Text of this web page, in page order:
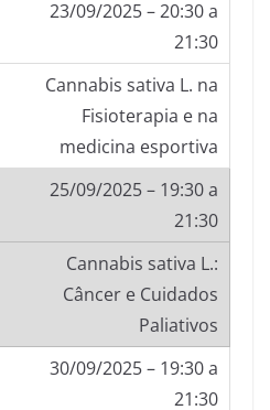
23/09/2025 – 20:30 a
21:30
Cannabis sativa L. na
Fisioterapia e na
medicina esportiva
25/09/2025 – 19:30 a
21:30
Cannabis sativa L.:
Câncer e Cuidados
Paliativos
30/09/2025 – 19:30 a
21:30